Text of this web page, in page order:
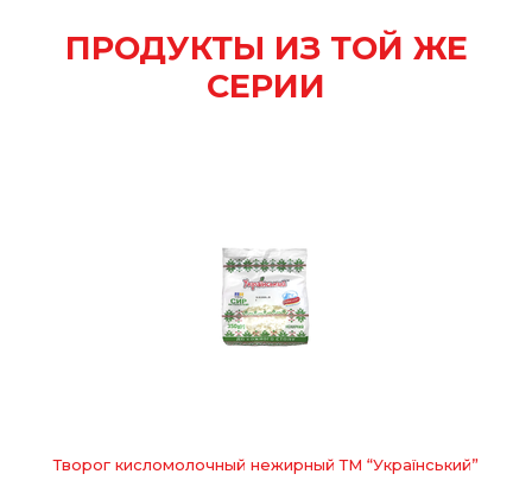
ПРОДУКТЫ ИЗ ТОЙ ЖЕ
СЕРИИ
Творог кисломолочный нежирный ТМ “Український”